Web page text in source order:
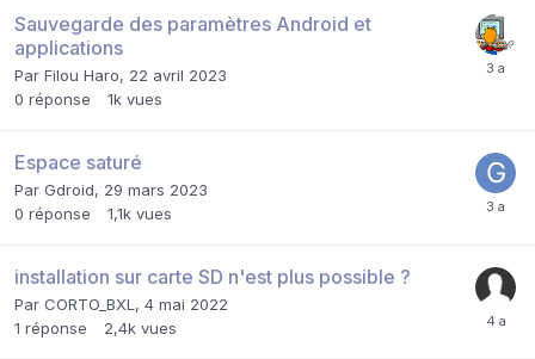
Sauvegarde des paramètres Android et
applications
Par Filou Haro, 22 avril 2023
0 réponse 1k vues
Espace saturé
Par Gdroid, 29 mars 2023
0 réponse 1,1k vues
installation sur carte SD n'est plus possible ?
Par CORTO_BXL , 4 mai 2022
1 réponse 2,4k vues